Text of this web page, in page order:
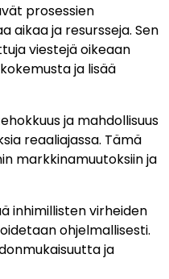
prosessien
aikaa ja resursseja. Sen
viestejä oikeaan
ja lisää
ja mahdollisuus
reaaliajassa. Tämä
markkinamuutoksiin ja
inhimillisten virheiden
ohjelmallisesti.
ja